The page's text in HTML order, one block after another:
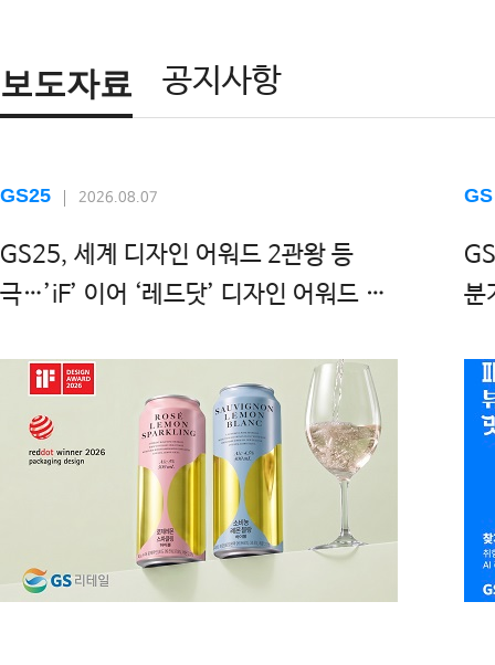
보도자료
GS25 2026.08.07
GS25, 세계 디자인 어워드 2관왕 등
극…’iF’ 이어 ‘레드닷’ 디자인 어워드 수
분
공지사항